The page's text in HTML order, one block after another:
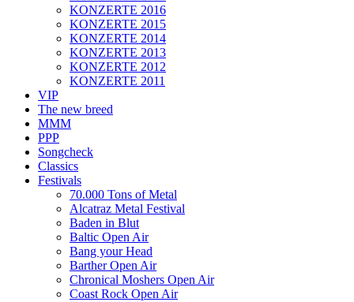
KONZERTE 2016
KONZERTE 2015
KONZERTE 2014
KONZERTE 2013
KONZERTE 2012
KONZERTE 2011
VIP
The new breed
MMM
PPP
Songcheck
Classics
Festivals
70.000 Tons of Metal
Alcatraz Metal Festival
Baden in Blut
Baltic Open Air
Bang your Head
Barther Open Air
Chronical Moshers Open Air
Coast Rock Open Air